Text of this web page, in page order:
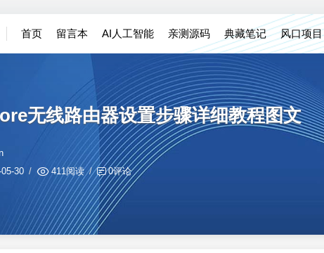
首页 留言本 AI人工智能 亲测源码 典藏笔记 风口项目
无线路由器设置步骤详细教程图文
30
411阅读 0评论